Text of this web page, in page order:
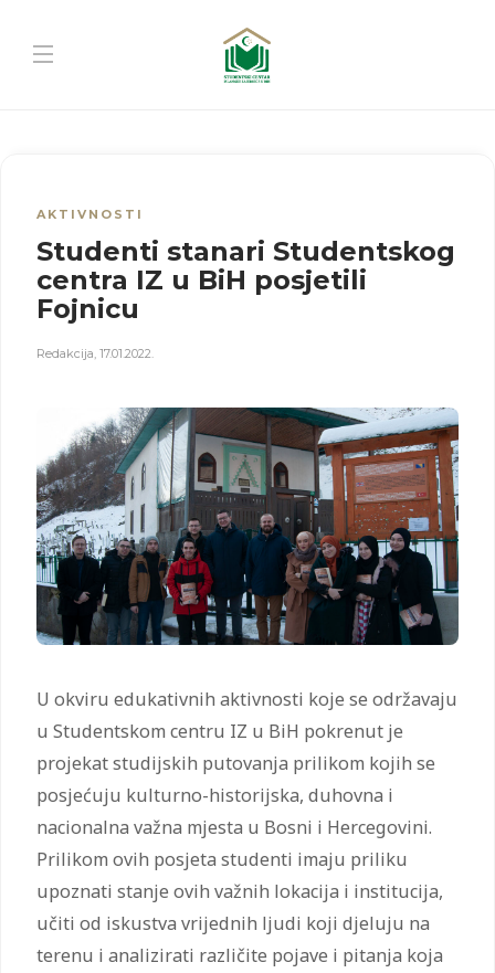
AKTIVNOSTI
Studenti stanari Studentskog
centra IZ u BiH posjetili
Fojnicu
Redakcija, 17.01.2022.
U okviru edukativnih aktivnosti koje se održavaju
u Studentskom centru IZ u BiH pokrenut je
projekat studijskih putovanja prilikom kojih se
posjećuju kulturno-historijska, duhovna i
nacionalna važna mjesta u Bosni i Hercegovini.
Prilikom ovih posjeta studenti imaju priliku
upoznati stanje ovih važnih lokacija i institucija,
učiti od iskustva vrijednih ljudi koji djeluju na
terenu i analizirati različite pojave i pitanja koja